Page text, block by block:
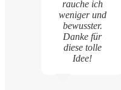
rauche ich
weniger und
bewusster.
Danke für
diese tolle
Idee!